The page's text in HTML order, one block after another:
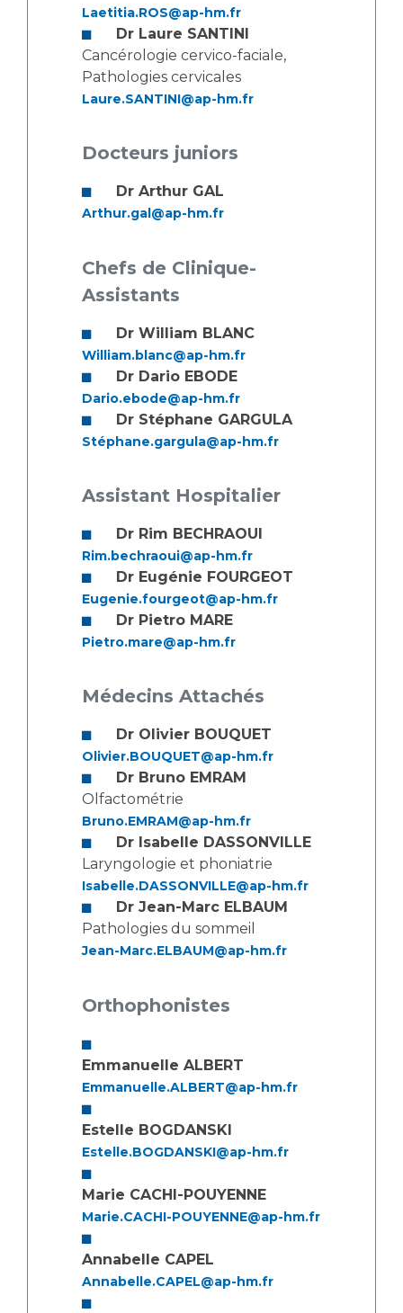
Les recherches en santé à l’AP-HM
Lieu de santé sans tabac
Laetitia.ROS@ap-hm.fr
Dr Laure SANTINI
Cancérologie cervico-faciale,
Pathologies cervicales
Laure.SANTINI@ap-hm.fr
Docteurs juniors
Dr Arthur GAL
Arthur.gal@ap-hm.fr
Chefs de Clinique-
Assistants
Dr William BLANC
William.blanc@ap-hm.fr
Dr Dario EBODE
Dario.ebode@ap-hm.fr
Dr Stéphane GARGULA
Stéphane.gargula@ap-hm.fr
Assistant Hospitalier
Dr Rim BECHRAOUI
Rim.bechraoui@ap-hm.fr
Dr Eugénie FOURGEOT
Eugenie.fourgeot@ap-hm.fr
Dr Pietro MARE
Pietro.mare@ap-hm.fr
Médecins Attachés
Dr Olivier BOUQUET
Olivier.BOUQUET@ap-hm.fr
Dr Bruno EMRAM
Olfactométrie
Bruno.EMRAM@ap-hm.fr
Dr Isabelle DASSONVILLE
Laryngologie et phoniatrie
Isabelle.DASSONVILLE@ap-hm.fr
Dr Jean-Marc ELBAUM
Pathologies du sommeil
Jean-Marc.ELBAUM@ap-hm.fr
Orthophonistes
Emmanuelle ALBERT
Emmanuelle.ALBERT@ap-hm.fr
Estelle BOGDANSKI
Estelle.BOGDANSKI@ap-hm.fr
Marie CACHI-POUYENNE
Marie.CACHI-POUYENNE@ap-hm.fr
Annabelle CAPEL
Annabelle.CAPEL@ap-hm.fr